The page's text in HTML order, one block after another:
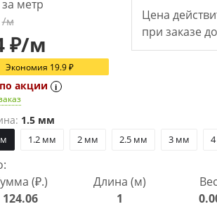
метр
/м
₽/м
Экономия 19.9₽
акции i
Цена
при заказе
1.5 мм
1.2 мм 2 мм 2.5 мм 3 мм
(₽.)
124.06
Длина (м)
1